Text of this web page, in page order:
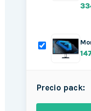
Precio pack: